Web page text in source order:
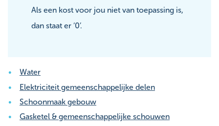
Als een kost voor jou niet van toepassing is,
dan staat er ‘0’.
Water
Elektriciteit gemeenschappelijke delen
Schoonmaak gebouw
Gasketel & gemeenschappelijke schouwen